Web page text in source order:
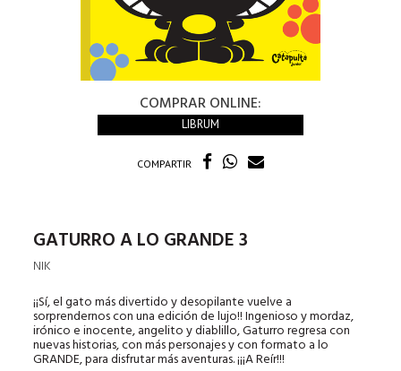
COMPRAR ONLINE:
LIBRUM
COMPARTIR
GATURRO A LO GRANDE 3
NIK
¡¡Sí, el gato más divertido y desopilante vuelve a
sorprendernos con una edición de lujo!! Ingenioso y mordaz,
irónico e inocente, angelito y diablillo, Gaturro regresa con
nuevas historias, con más personajes y con formato a lo
GRANDE, para disfrutar más aventuras. ¡¡¡A Reír!!!